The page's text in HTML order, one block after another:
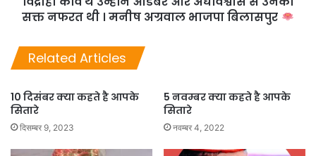
सक्त नफरत थी । मनीष अग्रवाल भाजपा बिलासपुर
Related Articles
10 दिसंबर क्या कहते है आपके
सितारे
दिसम्बर 9, 2023
5 नवम्बर क्या कहते है आपके
सितारे
नवम्बर 4, 2022